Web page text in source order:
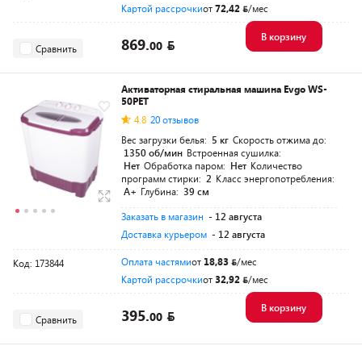
Картой рассрочкиот72,42 /мес
Сравнить 869.00
В корзину
Активаторная стиральная машина Evgo WS-
50PET
4.8 20 отзывов
Вес загрузки белья: 5 кг Скорость отжима до:
1350 об/мин Встроенная сушилка:
Нет Обработка паром: Нет Количество
программ стирки: 2 Класс энергопотребления:
A+ Глубина: 39 см
Заказать в магазин - 12 августа
Доставка курьером - 12 августа
Код: 173844 Оплата частямиот 18,83
/мес
Картой рассрочкиот32,92 /мес
Сравнить 395.00
В корзину